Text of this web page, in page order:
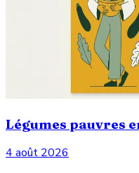
Légumes pauvres
4 août 2026